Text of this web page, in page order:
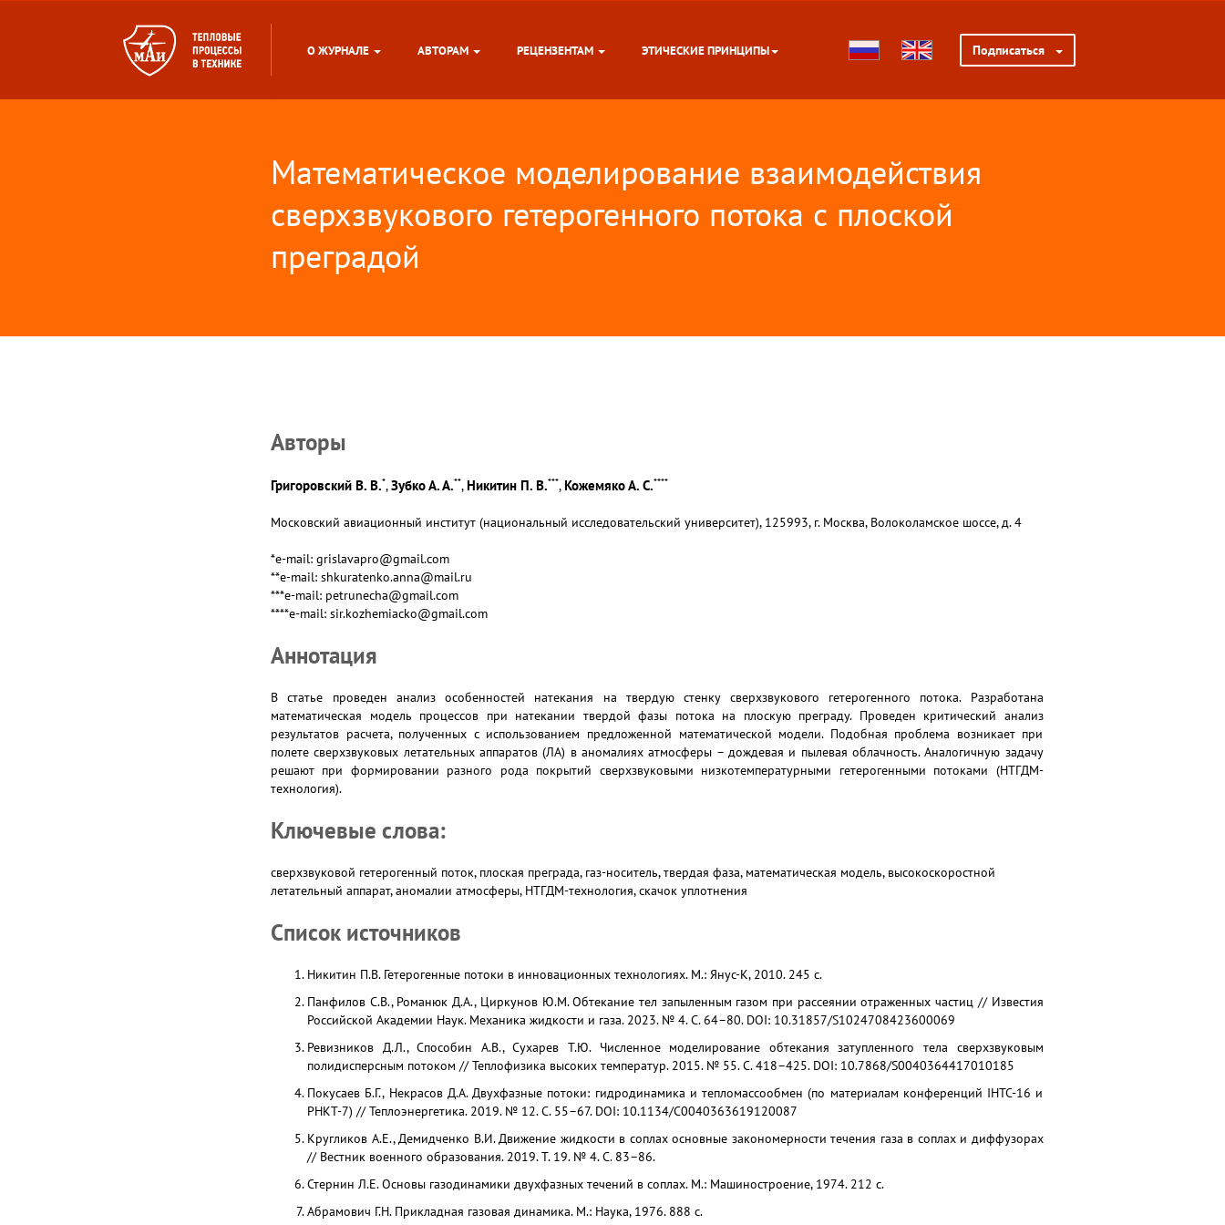
О ЖУРНАЛЕ АВТОРАМ РЕЦЕНЗЕНТАМ ЭТИЧЕСКИЕ ПРИНЦИПЫ Подписаться
Математическое моделирование взаимодействия
сверхзвукового гетерогенного потока с плоской
преградой
Авторы
Григоровский В. В.*,Зубко А. А.**,Никитин П. В.***,Кожемяко А. С.****
Московский авиационный институт (национальный исследовательский университет), 125993, г. Москва, Волоколамское шоссе, д. 4
*e-mail: grislavapro@gmail.com
**e-mail: shkuratenko.anna@mail.ru
***e-mail: petrunecha@gmail.com
****e-mail: sir.kozhemiacko@gmail.com
Аннотация
В статье проведен анализ особенностей натекания на твердую стенку сверхзвукового гетерогенного потока. Разработана
математическая модель процессов при натекании твердой фазы потока на плоскую преграду. Проведен критический анализ
результатов расчета, полученных с использованием предложенной математической модели. Подобная проблема возникает при
полете сверхзвуковых летательных аппаратов (ЛА) в аномалиях атмосферы – дождевая и пылевая облачность. Аналогичную задачу
решают при формировании разного рода покрытий сверхзвуковыми низкотемпературными гетерогенными потоками (НТГДМ-
технология).
Ключевые слова:
сверхзвуковой гетерогенный поток, плоская преграда, газ-носитель, твердая фаза, математическая модель, высокоскоростной
летательный аппарат, аномалии атмосферы, НТГДМ-технология, скачок уплотнения
Список источников
Никитин П.В. Гетерогенные потоки в инновационных технологиях. М.: Янус-К, 2010. 245 с.
Панфилов С.В., Романюк Д.А., Циркунов Ю.М. Обтекание тел запыленным газом при рассеянии отраженных частиц // Известия
Российской Академии Наук. Механика жидкости и газа. 2023. № 4. С. 64–80. DOI: 10.31857/S1024708423600069
Ревизников Д.Л., Способин А.В., Сухарев Т.Ю. Численное моделирование обтекания затупленного тела сверхзвуковым
полидисперсным потоком // Теплофизика высоких температур. 2015. № 55. С. 418–425. DOI: 10.7868/S0040364417010185
Покусаев Б.Г., Некрасов Д.А. Двухфазные потоки: гидродинамика и тепломассообмен (по материалам конференций IHTC-16 и
РНКТ-7) // Теплоэнергетика. 2019. № 12. С. 55–67. DOI: 10.1134/С0040363619120087
Кругликов А.Е., Демидченко В.И. Движение жидкости в соплах основные закономерности течения газа в соплах и диффузорах
// Вестник военного образования. 2019. Т. 19. № 4. С. 83–86.
Стернин Л.Е. Основы газодинамики двухфазных течений в соплах. М.: Машиностроение, 1974. 212 с.
Абрамович Г.Н. Прикладная газовая динамика. М.: Наука, 1976. 888 с.